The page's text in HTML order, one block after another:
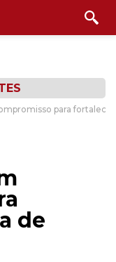
para
de